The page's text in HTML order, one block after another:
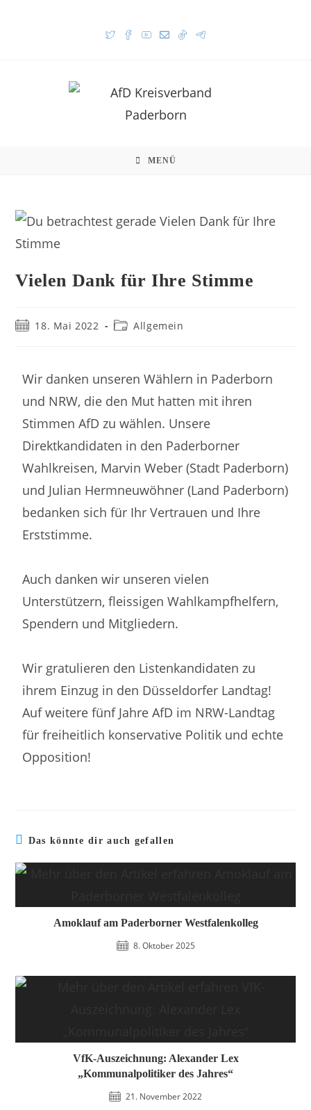
MENÜ
Vielen Dank für Ihre Stimme
18. Mai 2022 Allgemein
Wir danken unseren Wählern in Paderborn
und NRW, die den Mut hatten mit ihren
Stimmen AfD zu wählen. Unsere
Direktkandidaten in den Paderborner
Wahlkreisen, Marvin Weber (Stadt Paderborn)
und Julian Hermneuwöhner (Land Paderborn)
bedanken sich für Ihr Vertrauen und Ihre
Erststimme.
Auch danken wir unseren vielen
Unterstützern, fleissigen Wahlkampfhelfern,
Spendern und Mitgliedern.
Wir gratulieren den Listenkandidaten zu
ihrem Einzug in den Düsseldorfer Landtag!
Auf weitere fünf Jahre AfD im NRW-Landtag
für freiheitlich konservative Politik und echte
Opposition!
Das könnte dir auch gefallen
Amoklauf am Paderborner Westfalenkolleg
8. Oktober 2025
VfK-Auszeichnung: Alexander Lex
„Kommunalpolitiker des Jahres“
21. November 2022